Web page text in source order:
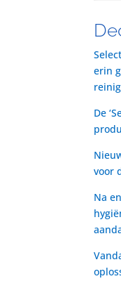
erin
De
voor
Na